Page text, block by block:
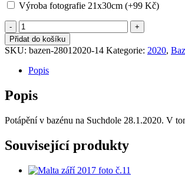
Výroba fotografie 21x30cm (+99 Kč)
Potápění
v
bazénu
01/2020
č.14
množství
Přidat do košíku
SKU: bazen-28012020-14 Kategorie: 2020,
Popis
Popis
Potápění v bazénu na Suchdole 28.1.2020. V
Související produkty